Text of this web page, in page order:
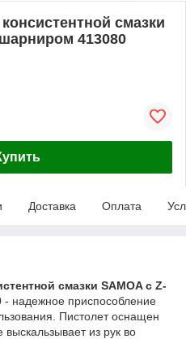
смазки
413080
Доставка Оплата
смазки SAMOA с Z-
- надежное приспособление
Пистолет оснащен
выскальзывает из рук во